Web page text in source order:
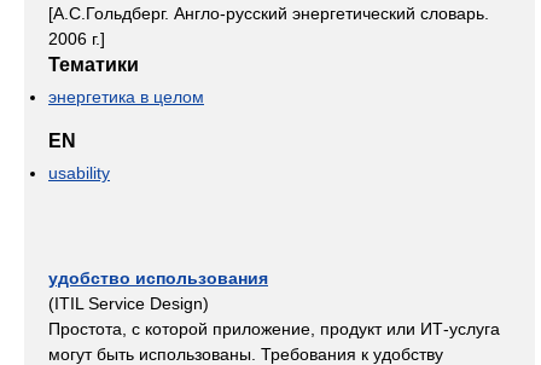
[А.С.Гольдберг. Англо-русский энергетический словарь.
2006 г.]
Тематики
энергетика в целом
EN
usability
удобство использования
(ITIL Service Design)
Простота, с которой приложение, продукт или ИТ-услуга
могут быть использованы. Требования к удобству